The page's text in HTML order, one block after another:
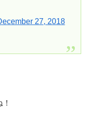
27, 2018